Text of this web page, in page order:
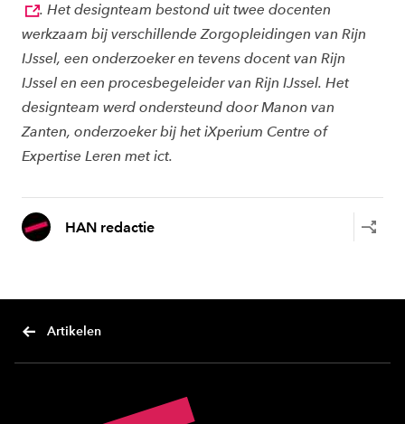
. Het designteam bestond uit twee docenten
werkzaam bij verschillende Zorgopleidingen van Rijn
IJssel, een onderzoeker en tevens docent van Rijn
IJssel en een procesbegeleider van Rijn IJssel. Het
designteam werd ondersteund door Manon van
Zanten, onderzoeker bij het iXperium Centre of
Expertise Leren met ict.
HAN redactie
Artikelen